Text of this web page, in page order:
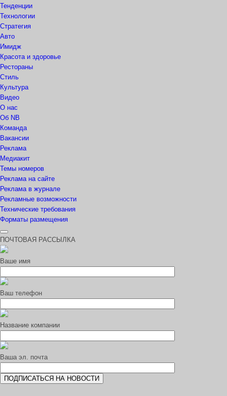
Тенденции
Технологии
Стратегия
Авто
Имидж
Красота и здоровье
Рестораны
Стиль
Культура
Видео
О нас
Об NB
Команда
Вакансии
Реклама
Медиакит
Темы номеров
Реклама на сайте
Реклама в журнале
Рекламные возможности
Технические требования
Форматы размещения
ПОЧТОВАЯ РАССЫЛКА
Ваше имя
Ваш телефон
Название компании
Ваша эл. почта